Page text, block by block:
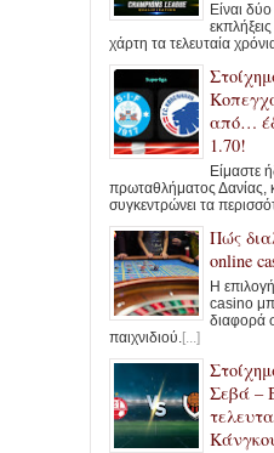
Είναι
χάρτη τα τελευταία
από…
1.70!
Είμαστε
πρωταθλήματος Δανίας,
συγκεντρώνει τα
Πώς
online
Η
casino
διαφορά
παιχνιδιού.[...]
Σεβά –